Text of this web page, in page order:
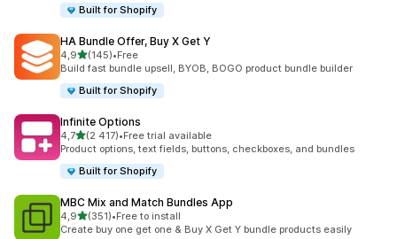
Built for Shopify
HA Bundle Offer, Buy X Get Y
4,9/ 5 tähteä
(145)
145 arvostelua yhteensä
•Free
Build fast bundle upsell, BYOB, BOGO product bundle builder
Built for Shopify
Infinite Options
4,7/ 5 tähteä
(2 417)
2417 arvostelua yhteensä
•Free trial available
Product options, text fields, buttons, checkboxes, and bundles
Built for Shopify
MBC Mix and Match Bundles App
4,9/ 5 tähteä
(351)
351 arvostelua yhteensä
•Free to install
Create buy one get one & Buy X Get Y bundle products easily